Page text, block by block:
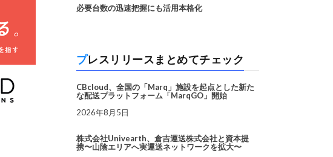
必要台数の迅速把握にも活用本格化
プレスリリースまとめてチェック
CBcloud、全国の「Marq」施設を起点とした新た
な配送プラットフォーム「MarqGO」開始
2026年8月5日
株式会社Univearth、倉吉運送株式会社と資本提
携〜山陰エリアへ実運送ネットワークを拡大〜